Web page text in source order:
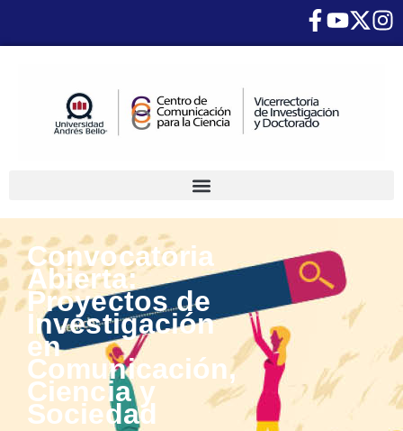
Convocatoria
Abierta:
Proyectos de
Investigación
en
Comunicación,
Ciencia y
Sociedad